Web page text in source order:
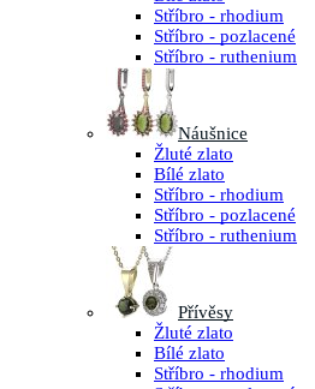
Stříbro - rhodium
Stříbro - pozlacené
Stříbro - ruthenium
Náušnice
Žluté zlato
Bílé zlato
Stříbro - rhodium
Stříbro - pozlacené
Stříbro - ruthenium
Přívěsy
Žluté zlato
Bílé zlato
Stříbro - rhodium